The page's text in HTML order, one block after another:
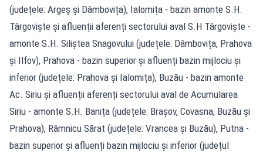
(județele: Argeș și Dâmbovița), Ialomița - bazin amonte S.H.
Târgoviște și afluenții aferenți sectorului aval S.H Târgoviște -
amonte S.H. Siliștea Snagovului (județele: Dâmbovița, Prahova
și Ilfov), Prahova - bazin superior și afluenți bazin mijlociu și
inferior (județele: Prahova și Ialomița), Buzău - bazin amonte
Ac. Siriu și afluenții aferenți sectorului aval de Acumularea
Siriu - amonte S.H. Banița (județele: Brașov, Covasna, Buzău și
Prahova), Râmnicu Sărat (județele: Vrancea și Buzău), Putna -
bazin superior și afluenți bazin mijlociu și inferior (județul